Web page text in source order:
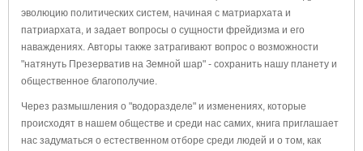
эволюцию политических систем, начиная с матриархата и
патриархата, и задает вопросы о сущности фрейдизма и его
наваждениях. Авторы также затрагивают вопрос о возможности
"натянуть Презерватив на Земной шар" - сохранить нашу планету и
общественное благополучие.
Через размышления о "водоразделе" и изменениях, которые
происходят в нашем обществе и среди нас самих, книга приглашает
нас задуматься о естественном отборе среди людей и о том, как